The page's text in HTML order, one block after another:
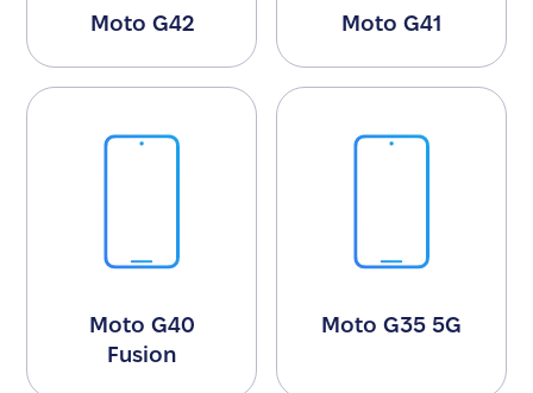
Moto G42 Moto G41
Moto G40
Fusion
Moto G35 5G